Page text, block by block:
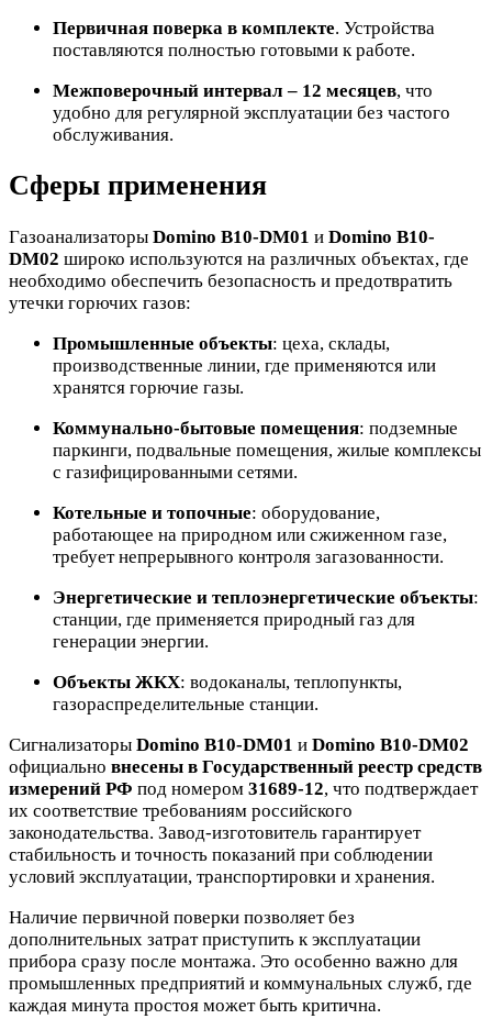
Первичная поверка в комплекте. Устройства
поставляются полностью готовыми к работе.
Межповерочный интервал – 12 месяцев, что
удобно для регулярной эксплуатации без частого
обслуживания.
Сферы применения
Газоанализаторы Domino B10-DM01 и Domino B10-
DM02 широко используются на различных объектах, где
необходимо обеспечить безопасность и предотвратить
утечки горючих газов:
Промышленные объекты: цеха, склады,
производственные линии, где применяются или
хранятся горючие газы.
Коммунально-бытовые помещения: подземные
паркинги, подвальные помещения, жилые комплексы
с газифицированными сетями.
Котельные и топочные: оборудование,
работающее на природном или сжиженном газе,
требует непрерывного контроля загазованности.
Энергетические и теплоэнергетические объекты:
станции, где применяется природный газ для
генерации энергии.
Объекты ЖКХ: водоканалы, теплопункты,
газораспределительные станции.
Сигнализаторы Domino B10-DM01 и Domino B10-DM02
официально внесены в Государственный реестр средств
измерений РФ под номером 31689-12, что подтверждает
их соответствие требованиям российского
законодательства. Завод-изготовитель гарантирует
стабильность и точность показаний при соблюдении
условий эксплуатации, транспортировки и хранения.
Наличие первичной поверки позволяет без
дополнительных затрат приступить к эксплуатации
прибора сразу после монтажа. Это особенно важно для
промышленных предприятий и коммунальных служб, где
каждая минута простоя может быть критична.